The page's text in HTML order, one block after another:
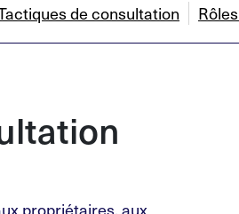
de consultation
propriétaires, aux